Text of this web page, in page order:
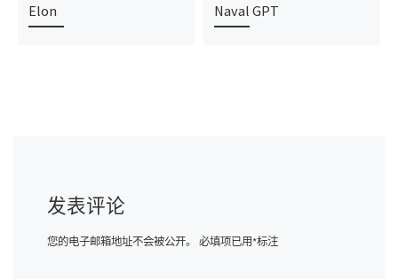
Elon Naval GPT
发表评论
您的电子邮箱地址不会被公开。 必填项已用*标注